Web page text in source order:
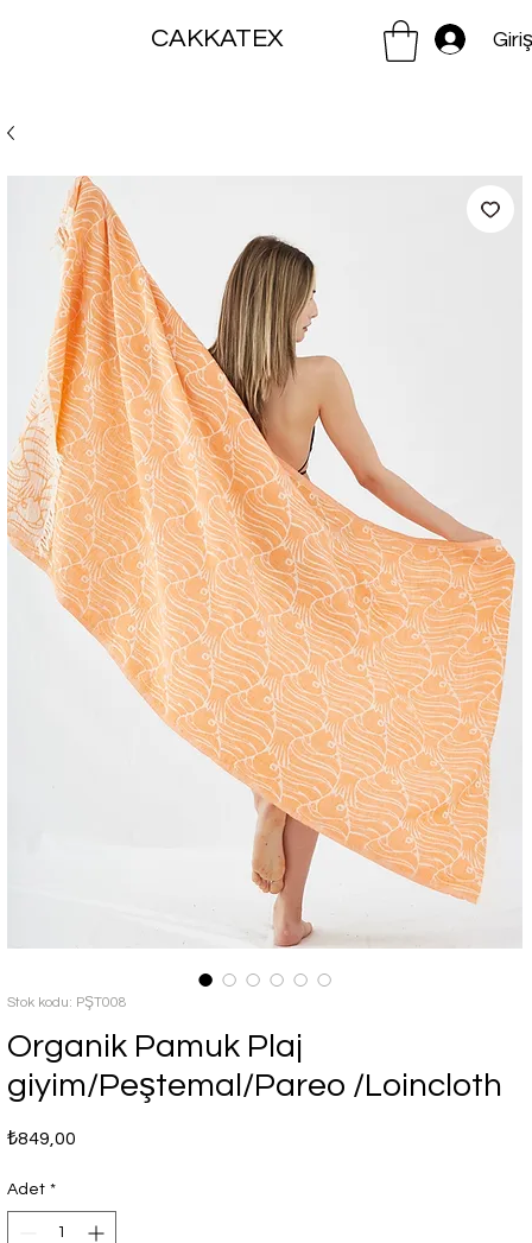
Stok kodu: PŞT008
Organik Pamuk Plaj
giyim/Peştemal/Pareo /Loincloth
₺849,00
Adet *
CAKKATEX